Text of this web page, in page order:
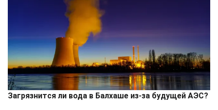
Загрязнится ли вода в Балхаше из-за будущей АЭС?